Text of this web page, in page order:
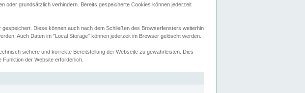
oder grundsätzlich verhindern. Bereits gespeicherte Cookies können jederzeit
Diese können auch nach dem Schließen des Browserfensters weiterhin
Auch Daten im "Local Storage" können jederzeit im Browser gelöscht werden.
sichere und korrekte Bereitstellung der Webseite zu gewährleisten. Dies
der Website erforderlich.